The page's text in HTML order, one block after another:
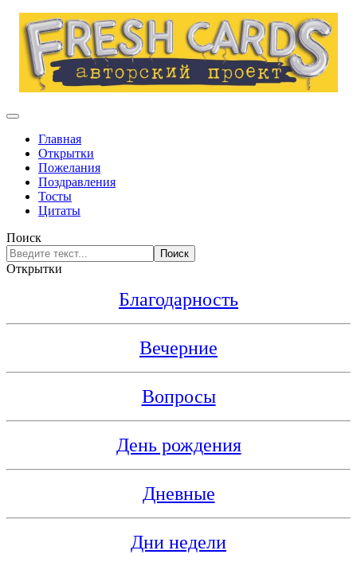
Главная
Открытки
Пожелания
Поздравления
Тосты
Цитаты
Поиск
Поиск
Открытки
Благодарность
Вечерние
Вопросы
День рождения
Дневные
Дни недели